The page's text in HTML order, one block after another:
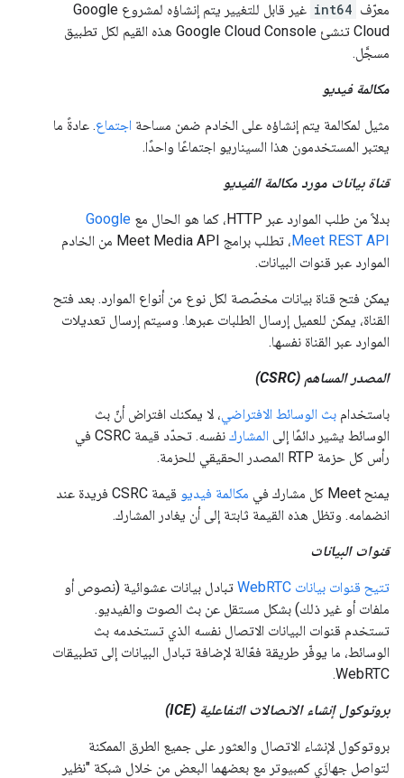
معرّف int64
غير قابل للتغيير يتم إنشاؤه لمشروع Google
Cloud تنشئ Google Cloud Console هذه القيم لكل تطبيق
مسجَّل.
مكالمة فيديو
مثيل لمكالمة يتم إنشاؤه على الخادم ضمن مساحة اجتماع. عادةً ما
يعتبر المستخدمون هذا السيناريو اجتماعًا واحدًا.
قناة بيانات مورد مكالمة الفيديو
بدلاً من طلب الموارد عبر HTTP، كما هو الحال مع
Google
Meet REST API
، تطلب برامج Meet Media API من الخادم
الموارد عبر قنوات البيانات.
يمكن فتح قناة بيانات مخصّصة لكل نوع من أنواع الموارد. بعد فتح
القناة، يمكن للعميل إرسال الطلبات عبرها. وسيتم إرسال تعديلات
الموارد عبر القناة نفسها.
المصدر المساهم (CSRC)
باستخدام بث الوسائط الافتراضي، لا يمكنك افتراض أنّ بث
الوسائط يشير دائمًا إلى المشارك
نفسه. تحدّد قيمة CSRC في
رأس كل حزمة RTP المصدر الحقيقي للحزمة.
يمنح Meet كل مشارك في مكالمة فيديو
قيمة CSRC فريدة عند
انضمامه. وتظل هذه القيمة ثابتة إلى أن يغادر المشارك.
قنوات البيانات
تتيح قنوات بيانات WebRTC
تبادل بيانات عشوائية (نصوص أو
ملفات أو غير ذلك) بشكل مستقل عن بث الصوت والفيديو.
تستخدم قنوات البيانات الاتصال نفسه الذي تستخدمه بث
الوسائط، ما يوفّر طريقة فعّالة لإضافة تبادل البيانات إلى تطبيقات
WebRTC.
بروتوكول إنشاء الاتصالات التفاعلية (ICE)
بروتوكول لإنشاء الاتصال والعثور على جميع الطرق الممكنة
لتواصل جهازَي كمبيوتر مع بعضهما البعض من خلال شبكة "نظير